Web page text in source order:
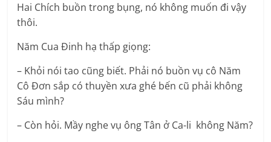
Hai Chích buồn trong bụng, nó không muốn đi vậy
thôi.
Năm Cua Đinh hạ thấp giọng:
– Khỏi nói tao cũng biết. Phải nó buồn vụ cô Năm
Cô Đơn sắp có thuyền xưa ghé bến cũ phải không
Sáu mình?
– Còn hỏi. Mầy nghe vụ ông Tân ở Ca-li không Năm?